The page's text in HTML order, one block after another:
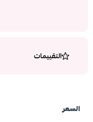
التقييمات
السعر